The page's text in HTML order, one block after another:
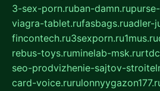
3-sex-porn.ruban-damn.ru
viagra-tablet.rufasbags.ruadler-
fincontech.ru3sexporn.ru1mus.ru
rebus-toys.ruminelab-msk.ru
seo-prodvizhenie-sajtov-
card-voice.ru